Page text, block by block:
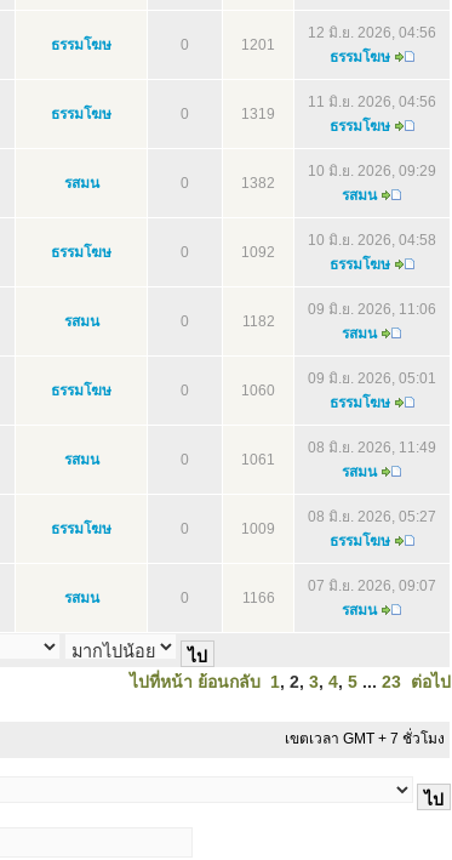
ธรรมโฆษ 0 1201
12 มิ.ย. 2026, 04:56
ธรรมโฆษ
ธรรมโฆษ 0 1319
11 มิ.ย. 2026, 04:56
ธรรมโฆษ
รสมน 0 1382
10 มิ.ย. 2026, 09:29
รสมน
ธรรมโฆษ 0 1092
10 มิ.ย. 2026, 04:58
ธรรมโฆษ
รสมน 0 1182
09 มิ.ย. 2026, 11:06
รสมน
ธรรมโฆษ 0 1060
09 มิ.ย. 2026, 05:01
ธรรมโฆษ
รสมน 0 1061
08 มิ.ย. 2026, 11:49
รสมน
ธรรมโฆษ 0 1009
08 มิ.ย. 2026, 05:27
ธรรมโฆษ
รสมน 0 1166
07 มิ.ย. 2026, 09:07
รสมน
ไปที่หน้า ย้อนกลับ 1, 2, 3, 4, 5 ... 23 ต่อไป
เขตเวลา GMT + 7 ชั่วโมง